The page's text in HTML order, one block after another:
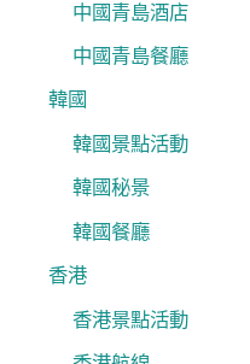
中國青島酒店
中國青島餐廳
韓國
韓國景點活動
韓國秘景
韓國餐廳
香港
香港景點活動